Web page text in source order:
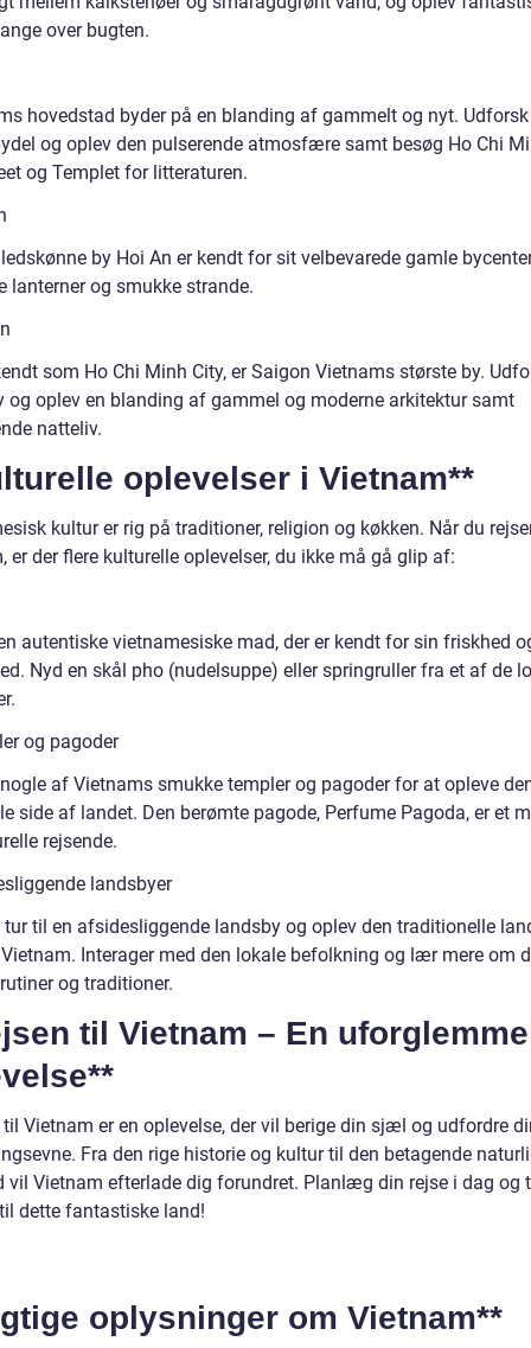
over bugten.
hovedstad byder på en blanding af gammelt og nyt.
og oplev den pulserende atmosfære samt besøg Ho Chi
og Templet for litteraturen.
by Hoi An er kendt for sit velbevarede gamle
lanterner og smukke strande.
som Ho Chi Minh City, er Saigon Vietnams største by.
og oplev en blanding af gammel og moderne arkitektur samt
natteliv.
oplevelser i Vietnam**
kultur er rig på traditioner, religion og køkken. Når du
er der flere kulturelle oplevelser, du ikke må gå glip af:
autentiske vietnamesiske mad, der er kendt for sin friskhed
Nyd en skål pho (nudelsuppe) eller springruller fra et af de
og pagoder
af Vietnams smukke templer og pagoder for at opleve
side af landet. Den berømte pagode, Perfume Pagoda, er et
rejsende.
landsbyer
tur til en afsidesliggende landsby og oplev den traditionelle
Interager med den lokale befolkning og lær mere om
og traditioner.
til Vietnam – En
til Vietnam er en oplevelse, der vil berige din sjæl og udfordre
Fra den rige historie og kultur til den betagende
vil Vietnam efterlade dig forundret. Planlæg din rejse i dag og
dette fantastiske land!
oplysninger om Vietnam**